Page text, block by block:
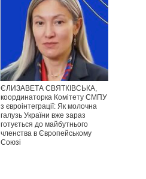
ЄЛИЗАВЕТА СВЯТКІВСЬКА,
координаторка Комітету СМПУ
з євроінтеграції: Як молочна
галузь України вже зараз
готується до майбутнього
членства в Європейському
Союзі